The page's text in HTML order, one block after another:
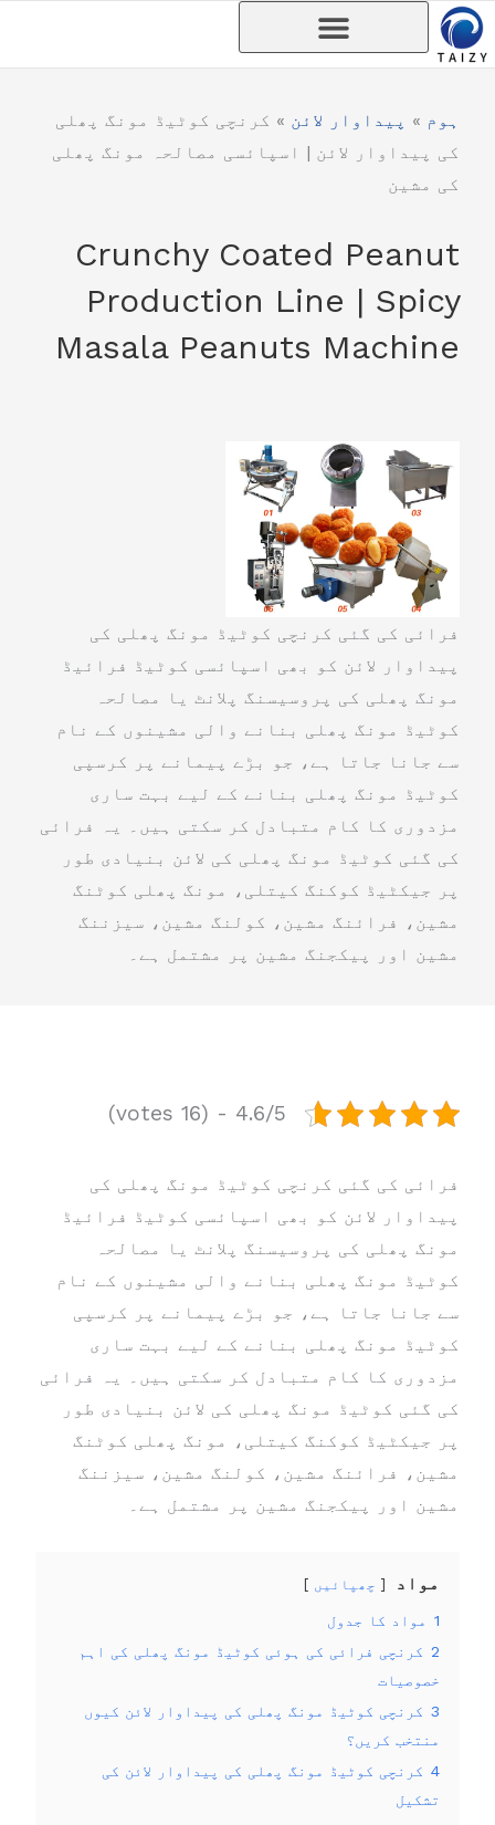
مواد
پر
ہوم » پیداوار لائن » کرنچی کوٹیڈ مونگ پھلی
کی پیداوار لائن | اسپائسی مصالحہ مونگ پھلی
کی مشین
Crunchy Coated Peanut
Production Line | Spicy
Masala Peanuts Machine
فرائی کی گئی کرنچی کوٹیڈ مونگ پھلی کی
پیداوار لائن کو بھی اسپائسی کوٹیڈ فرائیڈ
مونگ پھلی کی پروسیسنگ پلانٹ یا مصالحہ
کوٹیڈ مونگ پھلی بنانے والی مشینوں کے نام
سے جانا جاتا ہے، جو بڑے پیمانے پر کرسپی
کوٹیڈ مونگ پھلی بنانے کے لیے بہت ساری
مزدوری کا کام متبادل کر سکتی ہیں۔ یہ فرائی
کی گئی کوٹیڈ مونگ پھلی کی لائن بنیادی طور
پر جیکٹیڈ کوکنگ کیتلی، مونگ پھلی کوٹنگ
مشین، فرائنگ مشین، کولنگ مشین، سیزننگ
مشین اور پیکجنگ مشین پر مشتمل ہے۔
4.6/5 - (16 votes)
فرائی کی گئی کرنچی کوٹیڈ مونگ پھلی کی
پیداوار لائن کو بھی اسپائسی کوٹیڈ فرائیڈ
مونگ پھلی کی پروسیسنگ پلانٹ یا مصالحہ
کوٹیڈ مونگ پھلی بنانے والی مشینوں کے نام
سے جانا جاتا ہے، جو بڑے پیمانے پر کرسپی
کوٹیڈ مونگ پھلی بنانے کے لیے بہت ساری
مزدوری کا کام متبادل کر سکتی ہیں۔ یہ فرائی
کی گئی کوٹیڈ مونگ پھلی کی لائن بنیادی طور
پر جیکٹیڈ کوکنگ کیتلی، مونگ پھلی کوٹنگ
مشین، فرائنگ مشین، کولنگ مشین، سیزننگ
مشین اور پیکجنگ مشین پر مشتمل ہے۔
مواد چھپائیں
1 مواد کا جدول
2 کرنچی فرائی کی ہوئی کوٹیڈ مونگ پھلی کی اہم
خصوصیات
3 کرنچی کوٹیڈ مونگ پھلی کی پیداوار لائن کیوں
منتخب کریں؟
4 کرنچی کوٹیڈ مونگ پھلی کی پیداوار لائن کی
تشکیل